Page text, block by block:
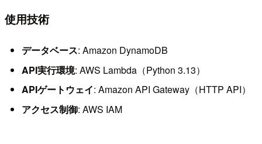
使用技術
データベース: Amazon DynamoDB
API実行環境: AWS Lambda（Python 3.13）
APIゲートウェイ: Amazon API Gateway（HTTP API）
アクセス制御: AWS IAM